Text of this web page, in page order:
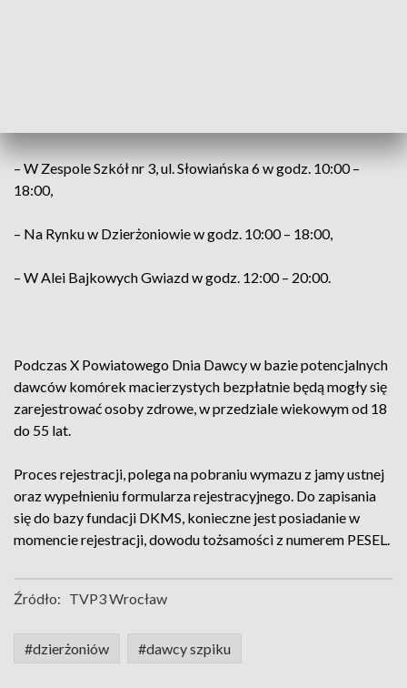
– W Zespole Szkół nr 3, ul. Słowiańska 6 w godz. 10:00 –
18:00,
– Na Rynku w Dzierżoniowie w godz. 10:00 – 18:00,
– W Alei Bajkowych Gwiazd w godz. 12:00 – 20:00.
Podczas X Powiatowego Dnia Dawcy w bazie potencjalnych
dawców komórek macierzystych bezpłatnie będą mogły się
zarejestrować osoby zdrowe, w przedziale wiekowym od 18
do 55 lat.
Proces rejestracji, polega na pobraniu wymazu z jamy ustnej
oraz wypełnieniu formularza rejestracyjnego. Do zapisania
się do bazy fundacji DKMS, konieczne jest posiadanie w
momencie rejestracji, dowodu tożsamości z numerem PESEL.
Źródło: TVP3 Wrocław
#dzierżoniów #dawcy szpiku